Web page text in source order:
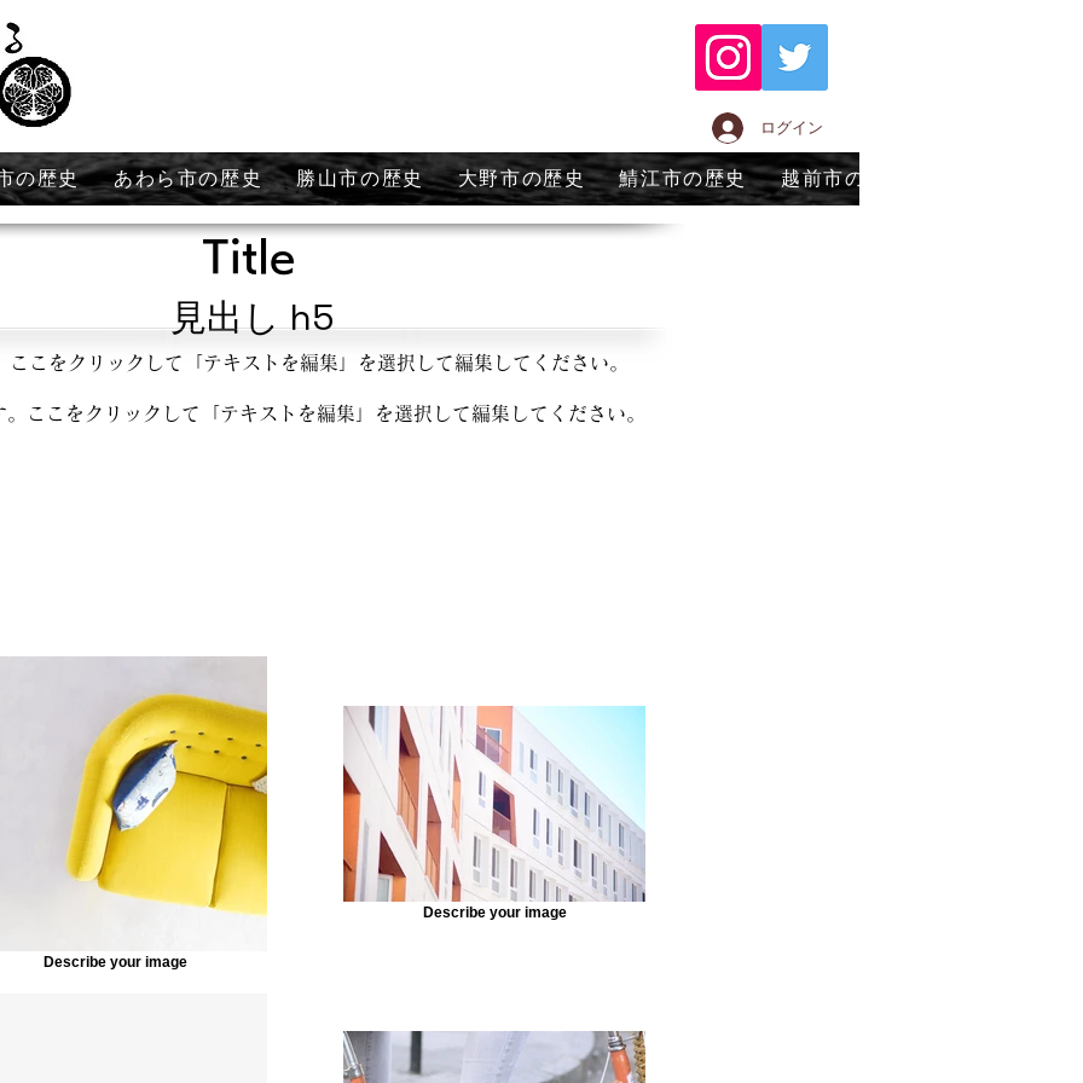
ログイン
の歴史 あわら市の歴史 勝山市の歴史 大野市の歴史 鯖江市の歴史 越前市の歴史
Title
見出し h5
ここをクリックして「テキストを編集」を選択して編集してください。
。ここをクリックして「テキストを編集」を選択して編集してください。
out of your site elements by making them dynamic. To connect this
Describe your image
Describe your image